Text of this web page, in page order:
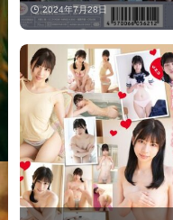
2024年7月28日